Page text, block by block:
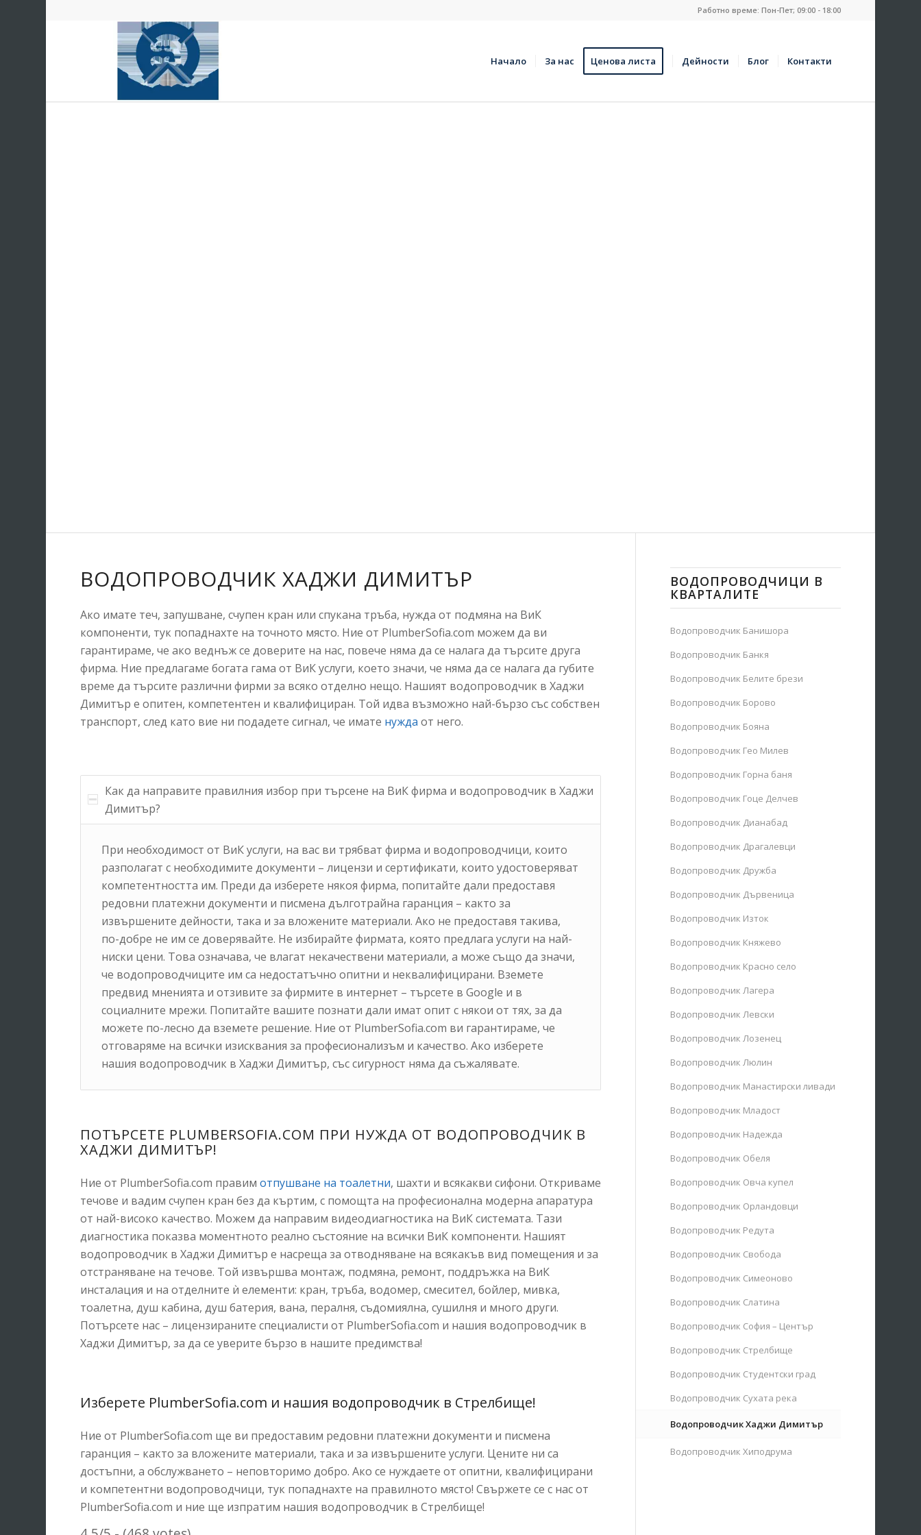
Работно време: Пон-Пет; 09:00 - 18:00
Начало За нас Ценова листа Дейности Блог Контакти
ВОДОПРОВОДЧИК ХАДЖИ ДИМИТЪР
Ако имате теч, запушване, счупен кран или спукана тръба, нужда от подмяна на ВиК
компоненти, тук попаднахте на точното място. Ние от PlumberSofia.com можем да ви
гарантираме, че ако веднъж се доверите на нас, повече няма да се налага да търсите друга
фирма. Ние предлагаме богата гама от ВиК услуги, което значи, че няма да се налага да губите
време да търсите различни фирми за всяко отделно нещо. Нашият водопроводчик в Хаджи
Димитър е опитен, компетентен и квалифициран. Той идва възможно най-бързо със собствен
транспорт, след като вие ни подадете сигнал, че имате нужда от него.
Как да направите правилния избор при търсене на ВиК фирма и водопроводчик в Хаджи
Димитър?
При необходимост от ВиК услуги, на вас ви трябват фирма и водопроводчици, които
разполагат с необходимите документи – лицензи и сертификати, които удостоверяват
компетентността им. Преди да изберете някоя фирма, попитайте дали предоставя
редовни платежни документи и писмена дълготрайна гаранция – както за
извършените дейности, така и за вложените материали. Ако не предоставя такива,
по-добре не им се доверявайте. Не избирайте фирмата, която предлага услуги на най-
ниски цени. Това означава, че влагат некачествени материали, а може също да значи,
че водопроводчиците им са недостатъчно опитни и неквалифицирани. Вземете
предвид мненията и отзивите за фирмите в интернет – търсете в Google и в
социалните мрежи. Попитайте вашите познати дали имат опит с някои от тях, за да
можете по-лесно да вземете решение. Ние от PlumberSofia.com ви гарантираме, че
отговаряме на всички изисквания за професионализъм и качество. Ако изберете
нашия водопроводчик в Хаджи Димитър, със сигурност няма да съжалявате.
ПОТЪРСЕТЕ PLUMBERSOFIA.COM ПРИ НУЖДА ОТ ВОДОПРОВОДЧИК В
ХАДЖИ ДИМИТЪР!
Ние от PlumberSofia.com правимотпушване на тоалетни, шахти и всякакви сифони. Откриваме
течове и вадим счупен кран без да къртим, с помощта на професионална модерна апаратура
от най-високо качество. Можем да направим видеодиагностика на ВиК системата. Тази
диагностика показва моментното реално състояние на всички ВиК компоненти. Нашият
водопроводчик в Хаджи Димитър е насреща за отводняване на всякакъв вид помещения и за
отстраняване на течове. Той извършва монтаж, подмяна, ремонт, поддръжка на ВиК
инсталация и на отделните ѝ елементи: кран, тръба, водомер, смесител, бойлер, мивка,
тоалетна, душ кабина, душ батерия, вана, пералня, съдомиялна, сушилня и много други.
Потърсете нас – лицензираните специалисти от PlumberSofia.com и нашия водопроводчик в
Хаджи Димитър, за да се уверите бързо в нашите предимства!
Изберете PlumberSofia.com и нашия водопроводчик в Стрелбище!
Ние от PlumberSofia.com ще ви предоставим редовни платежни документи и писмена
гаранция – както за вложените материали, така и за извършените услуги. Цените ни са
достъпни, а обслужването – неповторимо добро. Ако се нуждаете от опитни, квалифицирани
и компетентни водопроводчици, тук попаднахте на правилното място! Свържете се с нас от
PlumberSofia.com и ние ще изпратим нашия водопроводчик в Стрелбище!
ВОДОПРОВОДЧИЦИ В
КВАРТАЛИТЕ
Водопроводчик Банишора
Водопроводчик Банкя
Водопроводчик Белите брези
Водопроводчик Борово
Водопроводчик Бояна
Водопроводчик Гео Милев
Водопроводчик Горна баня
Водопроводчик Гоце Делчев
Водопроводчик Дианабад
Водопроводчик Драгалевци
Водопроводчик Дружба
Водопроводчик Дървеница
Водопроводчик Изток
Водопроводчик Княжево
Водопроводчик Красно село
Водопроводчик Лагера
Водопроводчик Левски
Водопроводчик Лозенец
Водопроводчик Люлин
Водопроводчик Манастирски ливади
Водопроводчик Младост
Водопроводчик Надежда
Водопроводчик Обеля
Водопроводчик Овча купел
Водопроводчик Орландовци
Водопроводчик Редута
Водопроводчик Свобода
Водопроводчик Симеоново
Водопроводчик Слатина
Водопроводчик София – Център
Водопроводчик Стрелбище
Водопроводчик Студентски град
Водопроводчик Сухата река
Водопроводчик Хаджи Димитър
Водопроводчик Хиподрума